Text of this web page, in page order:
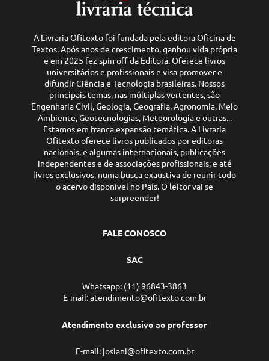
A Livraria Ofitexto foi fundada pela editora Oficina de
Textos. Após anos de crescimento, ganhou vida própria
e em 2025 fez spin off da Editora. Oferece livros
universitários e profissionais e visa promover e
difundir Ciência e Tecnologia brasileiras. Nossos
principais temas, nas múltiplas vertentes, são
Engenharia Civil, Geologia, Geografia, Agronomia, Meio
Ambiente, Geotecnologias, Meteorologia e outras...
Estamos em franca expansão temática. A Livraria
Ofitexto oferece livros publicados por editoras
nacionais, e algumas internacionais, publicações
independentes e de associações profissionais, e até
livros exclusivos, numa busca exaustiva de reunir todo
o acervo disponível no País. O leitor vai se
surpreender!
FALE CONOSCO
SAC
Whatsapp: (11) 96843-3863
E-mail: atendimento@ofitexto.com.br
Atendimento exclusivo ao professor
E-mail: josiani@ofitexto.com.br